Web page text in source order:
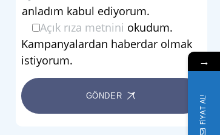
anladım kabul ediyorum.
Açık rıza metnini okudum.
Kampanyalardan haberdar olmak
istiyorum.
GÖNDER
→
FİYAT AL!